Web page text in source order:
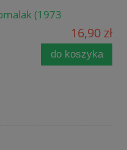
(1973
16,90 zł
do koszyka